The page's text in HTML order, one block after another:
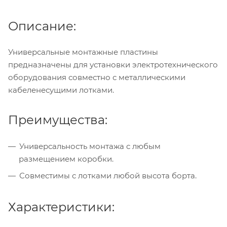
Описание:
Универсальные монтажные пластины
предназначены для установки электротехнического
оборудования совместно с металлическими
кабеленесущими лотками.
Преимущества:
Универсальность монтажа с любым
размещением коробки.
Совместимы с лотками любой высота борта.
Характеристики: